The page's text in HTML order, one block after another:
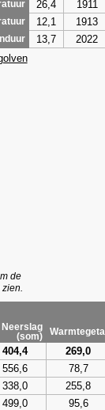
26,4 1911
12,1 1913
13,7
2022
de
Neerslag
(som)
Warmtegetal
404,4 269,0
556,6 78,7
338,0 255,8
499,0 95,6